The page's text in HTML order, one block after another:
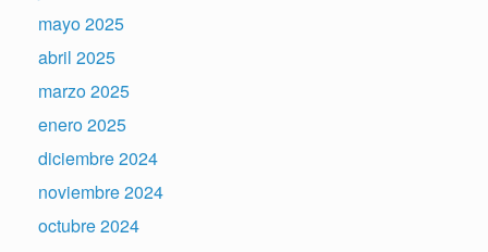
mayo 2025
abril 2025
marzo 2025
enero 2025
diciembre 2024
noviembre 2024
octubre 2024